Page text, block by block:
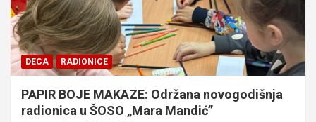
DECA RADIONICE
PAPIR BOJE MAKAZE: Održana novogodišnja
radionica u ŠOSO „Mara Mandić”